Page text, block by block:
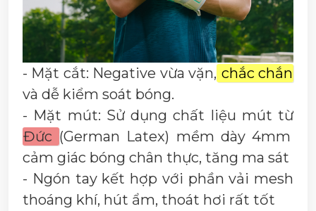
- Mặt cắt: Negative vừa vặn, chắc chắn
và dễ kiểm soát bóng.
- Mặt mút: Sử dụng chất liệu mút từ
Đức (German Latex) mềm dày 4mm
cảm giác bóng chân thực, tăng ma sát
- Ngón tay kết hợp với phần vải mesh
thoáng khí, hút ẩm, thoát hơi rất tốt